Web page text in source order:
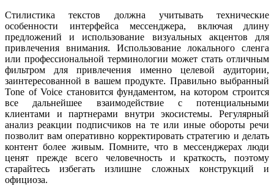
Стилистика текстов должна учитывать технические
особенности интерфейса мессенджера, включая длину
предложений и использование визуальных акцентов для
привлечения внимания. Использование локального сленга
или профессиональной терминологии может стать отличным
фильтром для привлечения именно целевой аудитории,
заинтересованной в вашем продукте. Правильно выбранный
Tone of Voice становится фундаментом, на котором строится
все дальнейшее взаимодействие с потенциальными
клиентами и партнерами внутри экосистемы. Регулярный
анализ реакции подписчиков на те или иные обороты речи
позволит вам оперативно корректировать стратегию и делать
контент более живым. Помните, что в мессенджерах люди
ценят прежде всего человечность и краткость, поэтому
старайтесь избегать излишне сложных конструкций и
официоза.